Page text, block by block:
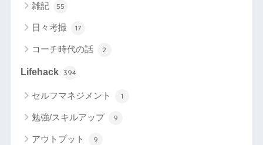
雑記 55
日々考撮 17
コーチ時代の話 2
Lifehack 394
セルフマネジメント 1
勉強/スキルアップ 9
アウトプット 9